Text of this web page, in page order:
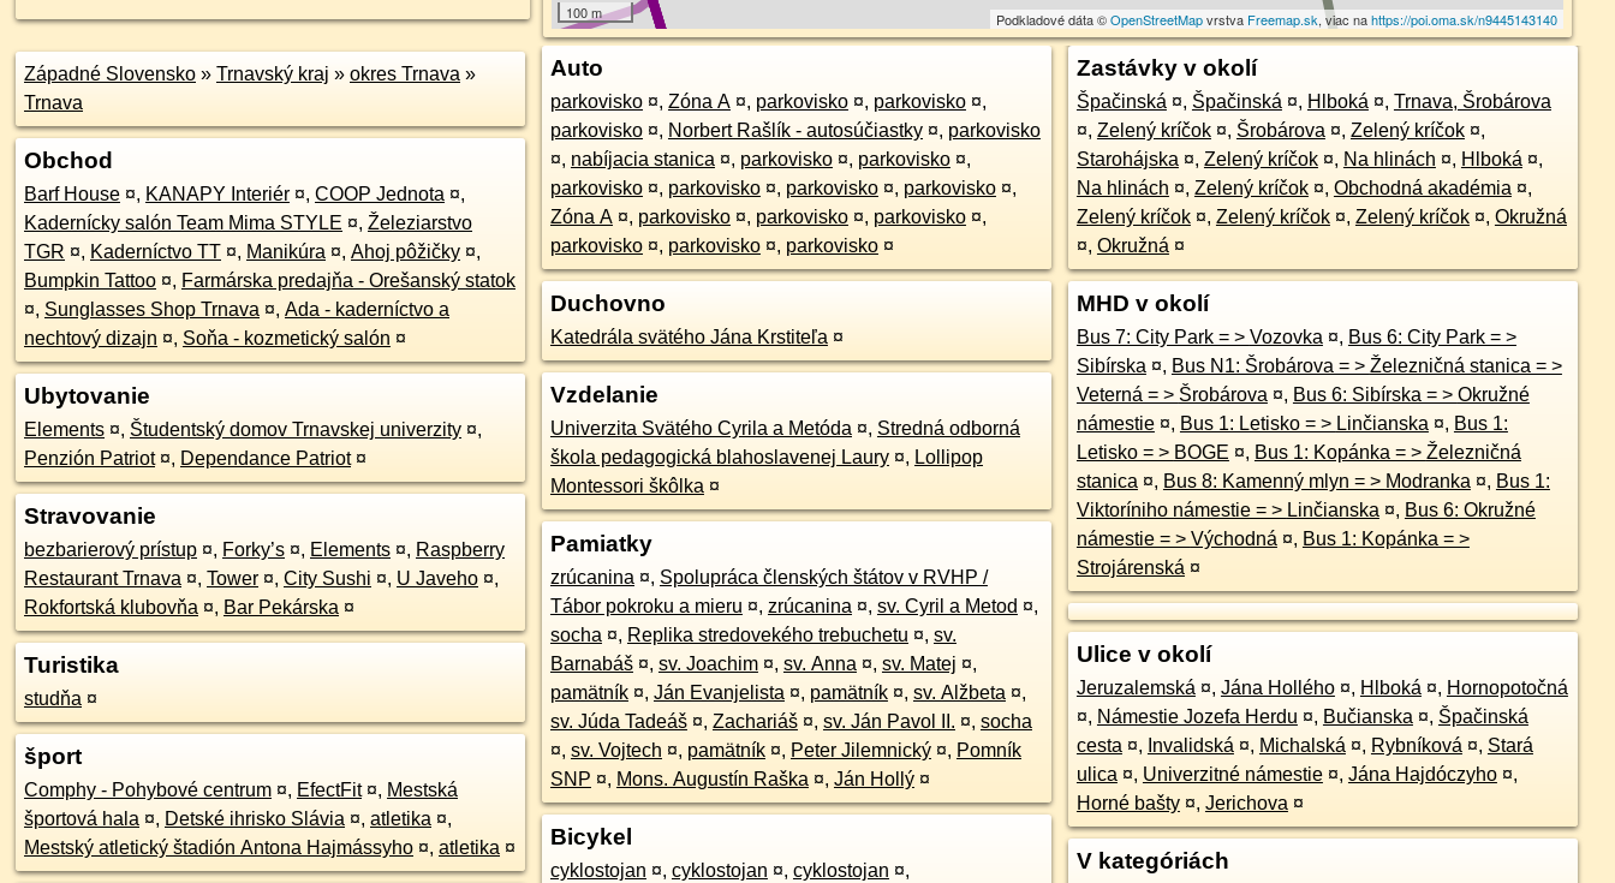
100 m Podkladové dáta ©OpenStreetMapvrstva Freemap.sk, viac nahttps://poi.oma.sk/n9445143140
Západné Slovensko » Trnavský kraj » okres Trnava »
Trnava
Obchod
Barf House ¤, KANAPY Interiér ¤, COOP Jednota ¤,
Kadernícky salón Team Mima STYLE ¤, Železiarstvo
TGR ¤, Kaderníctvo TT ¤, Manikúra ¤, Ahoj pôžičky ¤,
Bumpkin Tattoo ¤, Farmárska predajňa - Orešanský statok
¤, Sunglasses Shop Trnava ¤, Ada - kaderníctvo a
nechtový dizajn ¤, Soňa - kozmetický salón ¤
Ubytovanie
Elements ¤, Študentský domov Trnavskej univerzity ¤,
Penzión Patriot ¤, Dependance Patriot ¤
Stravovanie
bezbarierový prístup ¤, Forky’s ¤, Elements ¤, Raspberry
Restaurant Trnava ¤, Tower ¤, City Sushi ¤, U Javeho ¤,
Rokfortská klubovňa ¤, Bar Pekárska ¤
Turistika
studňa ¤
šport
Comphy - Pohybové centrum ¤, EfectFit ¤, Mestská
športová hala ¤, Detské ihrisko Slávia ¤, atletika ¤,
Mestský atletický štadión Antona Hajmássyho ¤, atletika ¤
Auto
parkovisko ¤, Zóna A ¤, parkovisko ¤, parkovisko ¤,
parkovisko ¤, Norbert Rašlík - autosúčiastky ¤, parkovisko
¤, nabíjacia stanica ¤, parkovisko ¤, parkovisko ¤,
parkovisko ¤, parkovisko ¤, parkovisko ¤, parkovisko ¤,
Zóna A ¤, parkovisko ¤, parkovisko ¤, parkovisko ¤,
parkovisko ¤, parkovisko ¤, parkovisko ¤
Duchovno
Katedrála svätého Jána Krstiteľa ¤
Vzdelanie
Univerzita Svätého Cyrila a Metóda ¤, Stredná odborná
škola pedagogická blahoslavenej Laury ¤, Lollipop
Montessori škôlka ¤
Pamiatky
zrúcanina ¤, Spolupráca členských štátov v RVHP /
Tábor pokroku a mieru ¤, zrúcanina ¤, sv. Cyril a Metod ¤,
socha ¤, Replika stredovekého trebuchetu ¤, sv.
Barnabáš ¤, sv. Joachim ¤, sv. Anna ¤, sv. Matej ¤,
pamätník ¤, Ján Evanjelista ¤, pamätník ¤, sv. Alžbeta ¤,
sv. Júda Tadeáš ¤, Zachariáš ¤, sv. Ján Pavol II. ¤, socha
¤, sv. Vojtech ¤, pamätník ¤, Peter Jilemnický ¤, Pomník
SNP ¤, Mons. Augustín Raška ¤, Ján Hollý ¤
Bicykel
cyklostojan ¤, cyklostojan ¤, cyklostojan ¤,
Zastávky v okolí
Špačinská ¤, Špačinská ¤, Hlboká ¤, Trnava, Šrobárova
¤, Zelený kríčok ¤, Šrobárova ¤, Zelený kríčok ¤,
Starohájska ¤, Zelený kríčok ¤, Na hlinách ¤, Hlboká ¤,
Na hlinách ¤, Zelený kríčok ¤, Obchodná akadémia ¤,
Zelený kríčok ¤, Zelený kríčok ¤, Zelený kríčok ¤, Okružná
¤, Okružná ¤
MHD v okolí
Bus 7: City Park = > Vozovka ¤, Bus 6: City Park = >
Sibírska ¤, Bus N1: Šrobárova = > Železničná stanica = >
Veterná = > Šrobárova ¤, Bus 6: Sibírska = > Okružné
námestie ¤, Bus 1: Letisko = > Linčianska ¤, Bus 1:
Letisko = > BOGE ¤, Bus 1: Kopánka = > Železničná
stanica ¤, Bus 8: Kamenný mlyn = > Modranka ¤, Bus 1:
Viktoríniho námestie = > Linčianska ¤, Bus 6: Okružné
námestie = > Východná ¤, Bus 1: Kopánka = >
Strojárenská ¤
Ulice v okolí
Jeruzalemská ¤, Jána Hollého ¤, Hlboká ¤, Hornopotočná
¤, Námestie Jozefa Herdu ¤, Bučianska ¤, Špačinská
cesta ¤, Invalidská ¤, Michalská ¤, Rybníková ¤, Stará
ulica ¤, Univerzitné námestie ¤, Jána Hajdóczyho ¤,
Horné bašty ¤, Jerichova ¤
V kategóriách